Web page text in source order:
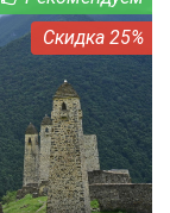
25%